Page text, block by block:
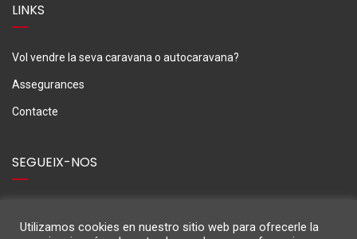
LINKS
Vol vendre la seva caravana o autocaravana?
Assegurances
Contacte
SEGUEIX-NOS
Utilizamos cookies en nuestro sitio web para ofrecerle la